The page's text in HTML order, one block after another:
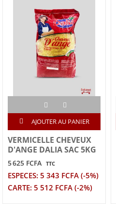
AJOUTER AU PANIER
VERMICELLE CHEVEUX
D'ANGE DALIA SAC 5KG
5 625 FCFA TTC
ESPECES: 5 343 FCFA (-5%)
CARTE: 5 512 FCFA (-2%)